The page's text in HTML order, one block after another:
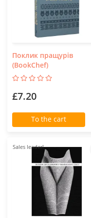
Поклик пращурів
(BookChef)
£7.20
To the cart
Sales leader!